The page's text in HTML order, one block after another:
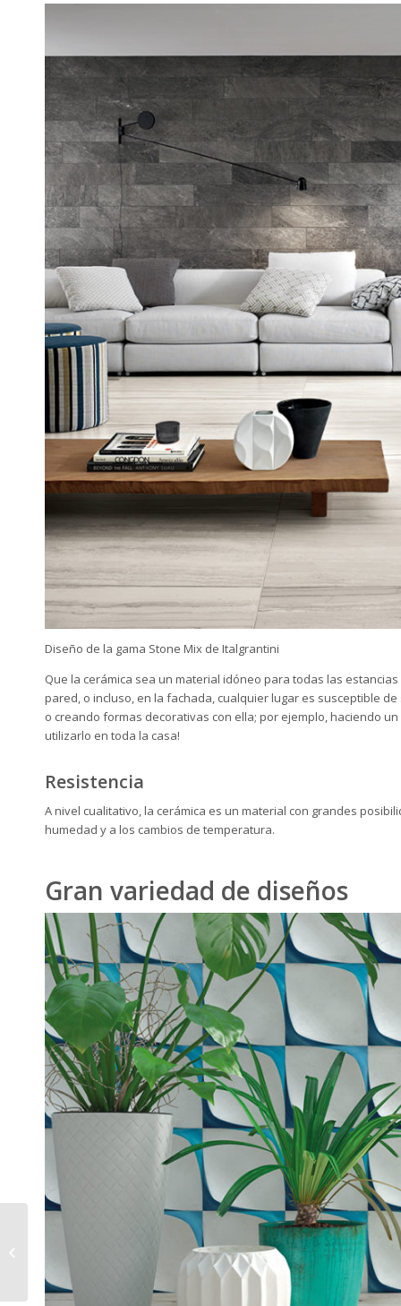
Diseño de la gama Stone Mix de Italgrantini
Que la cerámica sea un material idóneo para todas las
pared, o incluso, en la fachada, cualquier lugar es susceptible
o creando formas decorativas con ella; por ejemplo, haciendo
utilizarlo en toda la casa!
Resistencia
A nivel cualitativo, la cerámica es un material con grandes
humedad y a los cambios de temperatura.
Gran variedad de diseños
novedosos para tu
lavabo